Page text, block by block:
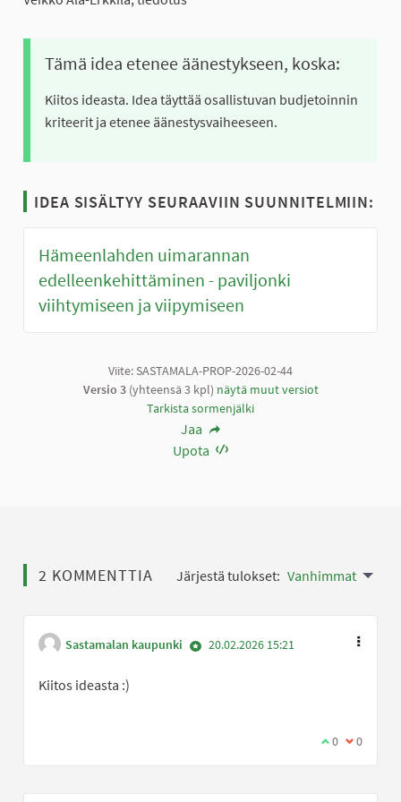
Tämä idea etenee äänestykseen, koska:
Kiitos ideasta. Idea täyttää osallistuvan budjetoinnin
kriteerit ja etenee äänestysvaiheeseen.
IDEA SISÄLTYY SEURAAVIIN SUUNNITELMIIN:
Hämeenlahden uimarannan
edelleenkehittäminen - paviljonki
viihtymiseen ja viipymiseen
Viite: SASTAMALA-PROP-2026-02-44
Versio 3(yhteensä 3 kpl) näytä muut versiot
Tarkista sormenjälki
Jaa
Upota
2 KOMMENTTIA Järjestä tulokset: Vanhimmat
Sastamalan kaupunki 20.02.2026 15:21
Kiitos ideasta :)
Olen samaa
0 Olen eri
0